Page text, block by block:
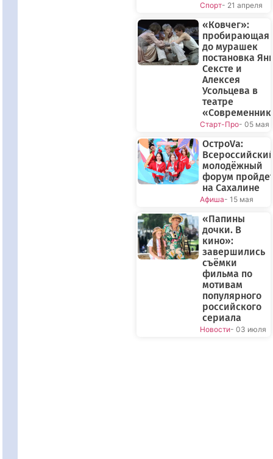
Спорт- 21 апреля
«Ковчег»:
пробирающая
до мурашек
постановка
Сексте и
Алексея
Усольцева в
театре
Старт-Про- 05 мая
ОстроVа:
молодёжный
форум
на Сахалине
Афиша- 15 мая
«Папины
дочки. В
кино»:
завершились
съёмки
фильма по
мотивам
популярного
российского
сериала
Новости- 03 июля